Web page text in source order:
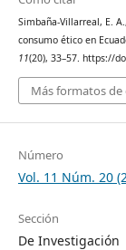
Simbaña-Villarreal, E.
consumo ético en
11(20), 33–57. https://
Más formatos de
Número
Vol. 11 Núm. 20
Sección
De Investigación